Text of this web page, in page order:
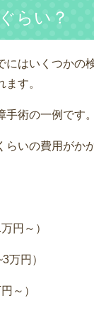
らい？
にはいくつかの
ます。
手術の一例です。
らいの費用がか
円～）
万円）
～）